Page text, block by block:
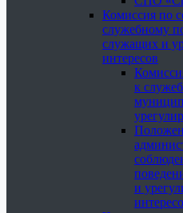
Комиссия по
служебному
служащих и
интересов
к
и